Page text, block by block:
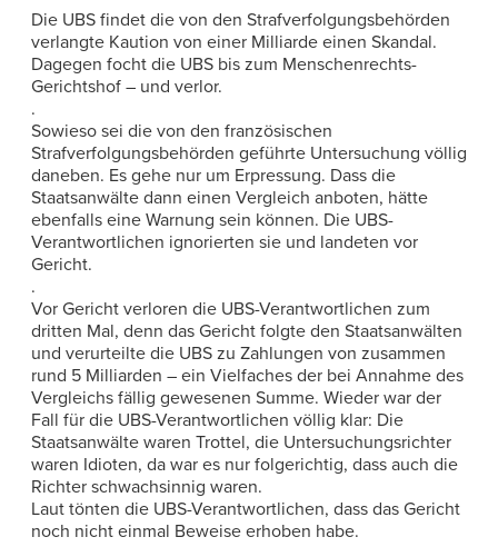
Die UBS findet die von den Strafverfolgungsbehörden
verlangte Kaution von einer Milliarde einen Skandal.
Dagegen focht die UBS bis zum Menschenrechts-
Gerichtshof – und verlor.
.
Sowieso sei die von den französischen
Strafverfolgungsbehörden geführte Untersuchung völlig
daneben. Es gehe nur um Erpressung. Dass die
Staatsanwälte dann einen Vergleich anboten, hätte
ebenfalls eine Warnung sein können. Die UBS-
Verantwortlichen ignorierten sie und landeten vor
Gericht.
.
Vor Gericht verloren die UBS-Verantwortlichen zum
dritten Mal, denn das Gericht folgte den Staatsanwälten
und verurteilte die UBS zu Zahlungen von zusammen
rund 5 Milliarden – ein Vielfaches der bei Annahme des
Vergleichs fällig gewesenen Summe. Wieder war der
Fall für die UBS-Verantwortlichen völlig klar: Die
Staatsanwälte waren Trottel, die Untersuchungsrichter
waren Idioten, da war es nur folgerichtig, dass auch die
Richter schwachsinnig waren.
Laut tönten die UBS-Verantwortlichen, dass das Gericht
noch nicht einmal Beweise erhoben habe.